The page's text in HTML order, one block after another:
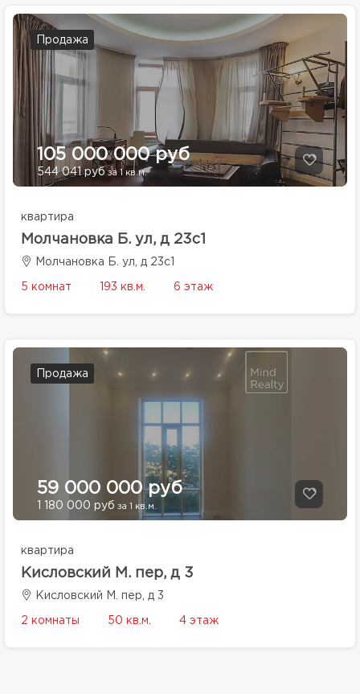
Продажа
105 000 000 руб
544 041 руб за 1 кв.м.
квартира
Молчановка Б. ул, д 23с1
Молчановка Б. ул, д 23с1
5 комнат 193 кв.м. 6 этаж
Продажа
59 000 000 руб
1 180 000 руб за 1 кв.м.
квартира
Кисловский М. пер, д 3
Кисловский М. пер, д 3
2 комнаты 50 кв.м. 4 этаж